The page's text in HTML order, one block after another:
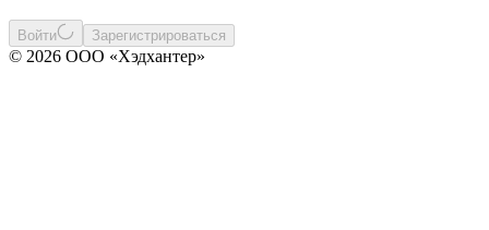
Войти Зарегистрироваться
© 2026 ООО «Хэдхантер»